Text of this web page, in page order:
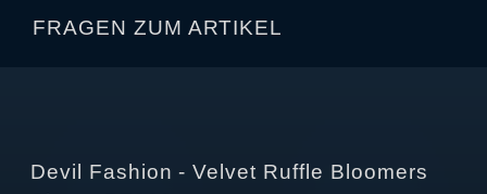
FRAGEN ZUM ARTIKEL
Devil Fashion - Velvet Ruffle Bloomers